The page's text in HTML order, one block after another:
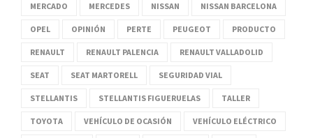
MERCADO MERCEDES NISSAN NISSAN BARCELONA
OPEL OPINIÓN PERTE PEUGEOT PRODUCTO
RENAULT RENAULT PALENCIA RENAULT VALLADOLID
SEAT SEAT MARTORELL SEGURIDAD VIAL
STELLANTIS STELLANTIS FIGUERUELAS TALLER
TOYOTA VEHÍCULO DE OCASIÓN VEHÍCULO ELÉCTRICO